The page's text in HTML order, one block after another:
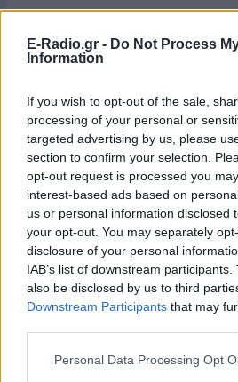
E-Radio.gr - Do Not Process
Information
If you wish to opt-out of the sale,
processing of your personal or
targeted advertising by us, please
section to confirm your selection.
opt-out request is processed you
interest-based ads based on
us or personal information disclosed
your opt-out. You may separately
disclosure of your personal
IAB’s list of downstream
also be disclosed by us to third
Downstream Participants that may
Personal Data Processing Opt
ΣΤΗΝ ΙΔΙΑ
και
Μύκονο –
ΣΉΜΕΡΑ
Η
Instagram
καλοκαιρινές
των ανέμων».
Η
Πάρο με
τις πόζες
ΣΉΜΕΡΑ
Το μοντέλο
από τις